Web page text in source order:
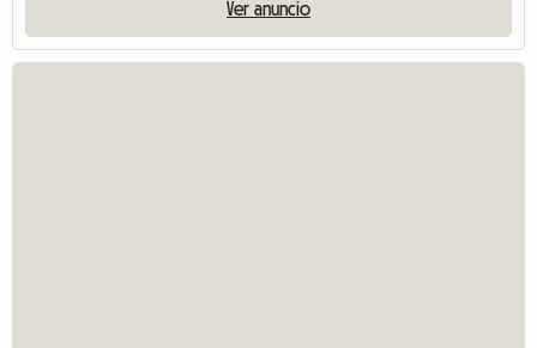
Ver anuncio